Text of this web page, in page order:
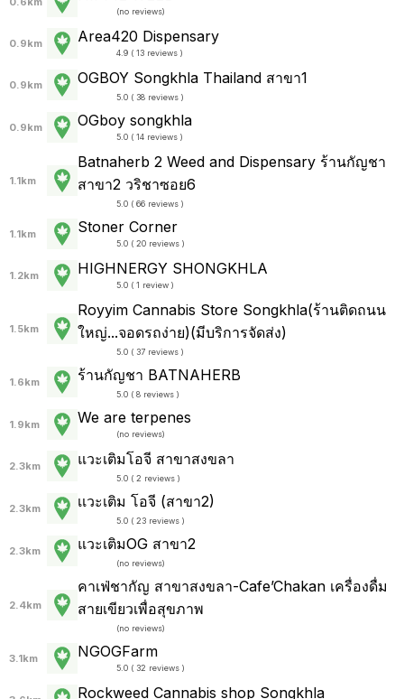
(no reviews)
0.9km Area420 Dispensary
4.9 ( 13 reviews )
0.9km OGBOY Songkhla Thailand สาขา1
5.0 ( 38 reviews )
0.9km OGboy songkhla
5.0 ( 14 reviews )
1.1km
Batnaherb 2 Weed and Dispensary ร้านกัญชา
สาขา2 วริชาซอย6
5.0 ( 66 reviews )
1.1km Stoner Corner
5.0 ( 20 reviews )
1.2km HIGHNERGY SHONGKHLA
5.0 ( 1 review )
1.5km
Royyim Cannabis Store Songkhla(ร้านติดถนน
ใหญ่...จอดรถง่าย)(มีบริการจัดส่ง)
5.0 ( 37 reviews )
1.6km ร้านกัญชา BATNAHERB
5.0 ( 8 reviews )
1.9km We are terpenes
(no reviews)
2.3km แวะเติมโอจี สาขาสงขลา
5.0 ( 2 reviews )
2.3km เเวะเติม โอจี (สาขา2)
5.0 ( 23 reviews )
2.3km แวะเติมOG สาขา2
(no reviews)
2.4km
คาเฟ่ชากัญ สาขาสงขลา-Cafe’Chakan เครื่องดื่ม
สายเขียวเพื่อสุขภาพ
(no reviews)
3.1km NGOGFarm
5.0 ( 32 reviews )
Rockweed Cannabis shop Songkhla